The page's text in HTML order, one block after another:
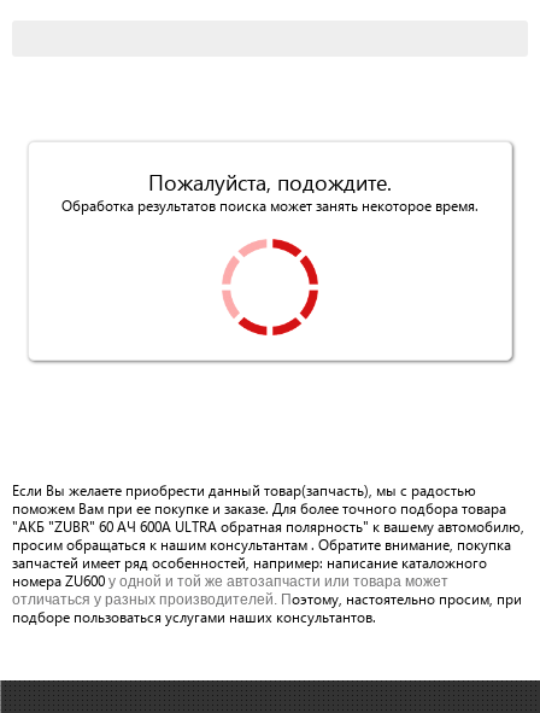
Пожалуйста, подождите.
Обработка результатов поиска может занять некоторое время.
Если Вы желаете приобрести данный товар(запчасть), мы с радостью
поможем Вам при ее покупке и заказе. Для более точного подбора товара
"АКБ "ZUBR" 60 АЧ 600А ULTRA обратная полярность" к вашему автомобилю,
просим обращаться к нашим консультантам . Обратите внимание, покупка
запчастей имеет ряд особенностей, например: написание каталожного
номера ZU600 у одной и той же автозапчасти или товара может
отличаться у разных производителей. Поэтому, настоятельно просим, при
подборе пользоваться услугами наших консультантов.